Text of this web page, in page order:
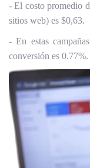
- El costo promedio
sitios web) es $0,63.
- En estas
conversión es 0.77%.